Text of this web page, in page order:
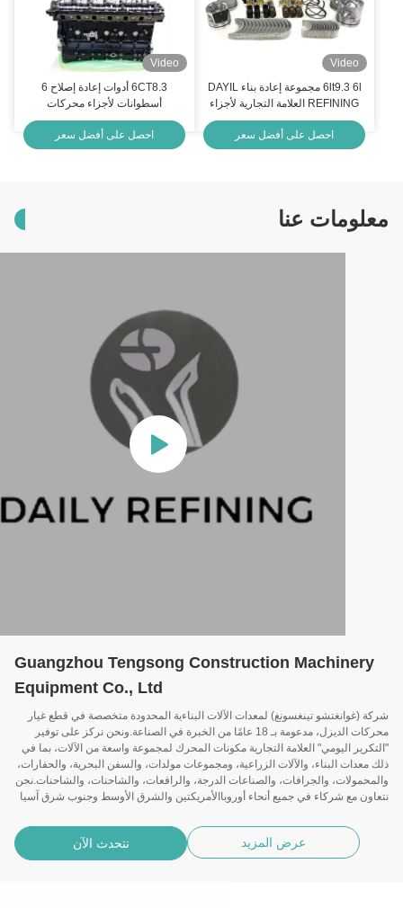
Video
6lt9.3 6l مجموعة إعادة بناء DAYIL
REFINING العلامة التجارية لأجزاء
محركات Cummins
احصل على أفضل سعر
Video
6CT8.3 أدوات إعادة إصلاح 6
أسطوانات لأجزاء محركات
Cummins الديزل
احصل على أفضل سعر
معلومات عنا
Guangzhou Tengsong Construction Machinery
Equipment Co., Ltd
شركة (غوانغتشو تينغسونغ) لمعدات الآلات البناءية المحدودة متخصصة في قطع غيار
محركات الديزل، مدعومة بـ 18 عامًا من الخبرة في الصناعة.ونحن نركز على توفير
"التكرير اليومي" العلامة التجارية مكونات المحرك لمجموعة واسعة من الآلات، بما في
ذلك معدات البناء، والآلات الزراعية، ومجموعات مولدات، والسفن البحرية، والحفارات،
والمحمولات، والجرافات، والصناعات الدرجة، والرافعات، والشاحنات، والشاحنات.نحن
نتعاون مع شركاء في جميع أنحاء أوروباالأمريكتين والشرق الأوسط وجنوب شرق آسيا
عرض المزيد نتحدث الآن